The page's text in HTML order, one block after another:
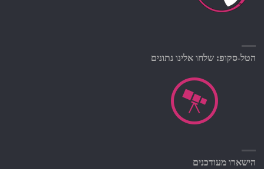
הטל-סקופ: שלחו אלינו נתונים
הישארו מעודכנים